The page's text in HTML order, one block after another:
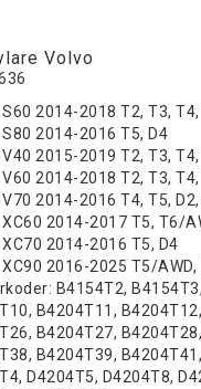
Volvo
S60 2014-2018 T2, T3,
S80 2014-2016 T5, D4
V40 2015-2019 T2, T3, T4,
V60 2014-2018 T2, T3,
V70 2014-2016 T4, T5, D2,
XC60 2014-2017 T5, T6/
XC70 2014-2016 T5, D4
XC90 2016-2025 T5/AWD,
B4154T2,
B4204T11,
B4204T27,
B4204T39,
D4204T5, D4204T8,